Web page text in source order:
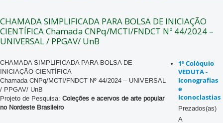
CHAMADA SIMPLIFICADA PARA BOLSA DE INICIAÇÃO
CIENTÍFICA Chamada CNPq/MCTI/FNDCT Nº 44/2024 –
UNIVERSAL / PPGAV/ UnB
CHAMADA SIMPLIFICADA PARA BOLSA DE
INICIAÇÃO CIENTÍFICA
Chamada CNPq/MCTI/FNDCT Nº 44/2024 – UNIVERSAL
/ PPGAV/ UnB
Projeto de Pesquisa: Coleções e acervos de arte popular
no Nordeste Brasileiro
1º Colóquio
VEDUTA -
Iconografias
e
Iconoclastias
Prezados(as)
A